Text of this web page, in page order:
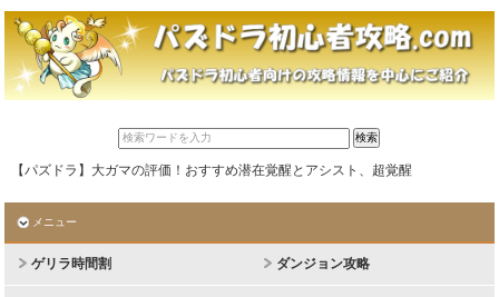
【パズドラ】大ガマの評価！おすすめ潜在覚醒とアシスト、超覚醒
メニュー
ゲリラ時間割 ダンジョン攻略